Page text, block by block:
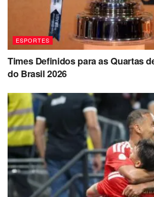
ESPORTES
Times Definidos para as Quartas
do Brasil 2026